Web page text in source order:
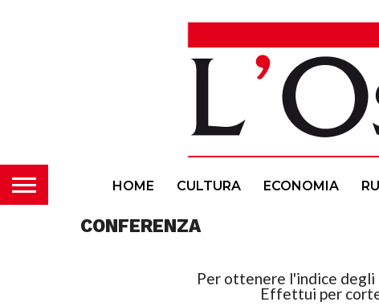
HOME CULTURA ECONOMIA
CONFERENZA
Per ottenere l'indice degli
Effettui per